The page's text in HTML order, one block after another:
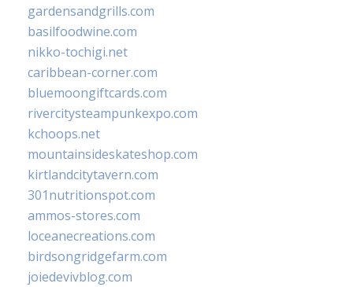
gardensandgrills.com
basilfoodwine.com
nikko-tochigi.net
caribbean-corner.com
bluemoongiftcards.com
rivercitysteampunkexpo.com
kchoops.net
mountainsideskateshop.com
kirtlandcitytavern.com
301nutritionspot.com
ammos-stores.com
loceanecreations.com
birdsongridgefarm.com
joiedevivblog.com